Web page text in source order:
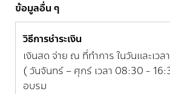
ข้อมูลอื่น ๆ
วิธีการชำระเงิน
เงินสด จ่าย ณ ที่ทำการ ในวันและเวล
( วันจันทร์ – ศุกร์ เวลา 08:30 -
อบรม